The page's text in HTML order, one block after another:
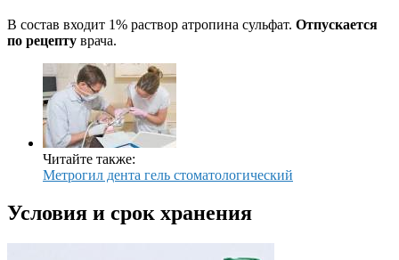
В состав входит 1% раствор атропина сульфат. Отпускается
по рецепту врача.
Читайте также:
Метрогил дента гель стоматологический
Условия и срок хранения